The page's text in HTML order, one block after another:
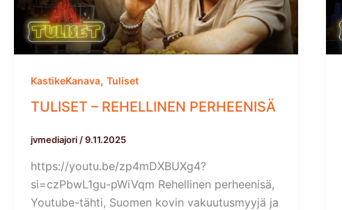
KastikeKanava, Tuliset
TULISET – REHELLINEN PERHEENISÄ
jvmediajori/9.11.2025
https://youtu.be/zp4mDXBUXg4?
si=czPbwL1gu-pWiVqm Rehellinen perheenisä,
Youtube-tähti, Suomen kovin vakuutusmyyjä ja